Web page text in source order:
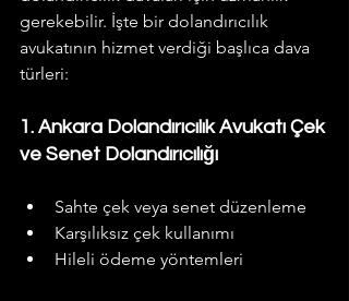
gerekebilir. İşte bir dolandırıcılık
avukatının hizmet verdiği başlıca dava
türleri:
1. Ankara Dolandırıcılık Avukatı Çek
ve Senet Dolandırıcılığı
Sahte çek veya senet düzenleme
Karşılıksız çek kullanımı
Hileli ödeme yöntemleri